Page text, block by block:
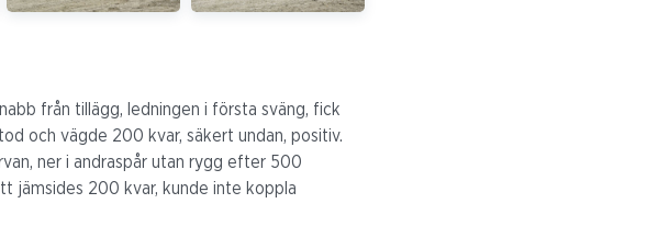
från tillägg, ledningen i första sväng, fick
och vägde 200 kvar, säkert undan, positiv.
ner i andraspår utan rygg efter 500
jämsides 200 kvar, kunde inte koppla